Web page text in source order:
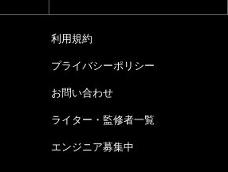
利用規約
プライバシーポリシー
お問い合わせ
ライター・監修者一覧
エンジニア募集中